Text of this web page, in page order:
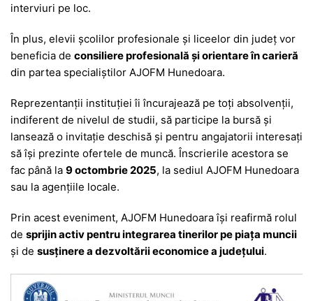
interviuri pe loc.
În plus, elevii școlilor profesionale și liceelor din județ vor
beneficia de consiliere profesională și orientare în carieră
din partea specialiștilor AJOFM Hunedoara.
Reprezentanții instituției îi încurajează pe toți absolvenții,
indiferent de nivelul de studii, să participe la bursă și
lansează o invitație deschisă și pentru angajatorii interesați
să își prezinte ofertele de muncă. Înscrierile acestora se
fac până la 9 octombrie 2025, la sediul AJOFM Hunedoara
sau la agențiile locale.
Prin acest eveniment, AJOFM Hunedoara își reafirmă rolul
de sprijin activ pentru integrarea tinerilor pe piața muncii
și de susținere a dezvoltării economice a județului.